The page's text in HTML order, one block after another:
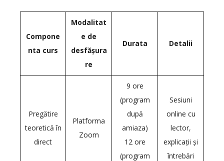
Compone
nta curs
Modalitat
e de
desfășura
re
Durata Detalii
Pregătire
teoretică în
direct
Platforma
Zoom
9 ore
(program
după
amiaza)
12 ore
(program
Sesiuni
online cu
lector,
explicații și
întrebări